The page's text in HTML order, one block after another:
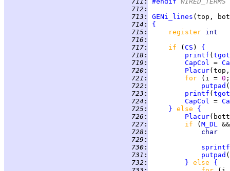
712 :
713 :
GENi_lines
714 :
{
715 : register
716 :
717 : if ( CS ) {
718 : printf (
719 : CapCol =
720 : Placur
721 : for (i = 0
722 : putpad (
723 : printf (
724 : CapCol =
725 : } else {
726 : Placur
727 : if ( M_DL
728 :
729 :
730 :
sprintf
731 : putpad
732 : } else {